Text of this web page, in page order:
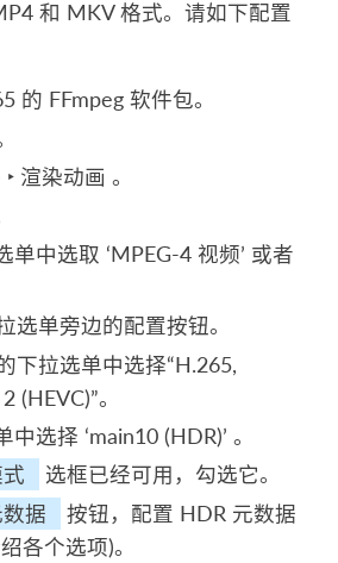
和 MKV 格式。请如下配置
的 FFmpeg 软件包。
‣ 渲染动画 。
单中选取 ‘MPEG-4 视频’ 或者
选单旁边的配置按钮。
下拉选单中选择“H.265,
(HEVC)”。
中选择 ‘main10 (HDR)’ 。
选框已经可用，勾选它。
据
按钮，配置 HDR 元数据
各个选项)。